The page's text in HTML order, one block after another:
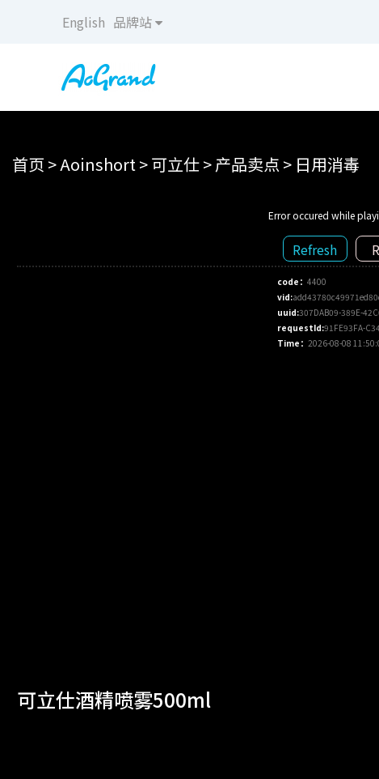
English 品牌站
首页 >Aoinshort>可立仕>产品卖点 > 日用消毒
Error occured while
Refresh
code： 4400
vid:
uuid:307DAB09-389E-
requestId:91FE93FA-
Time： 2026-08-08
可立仕酒精喷雾500ml